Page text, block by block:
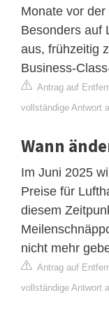
Monate vor
Besonders auf
aus, frühzeitig
Business-
Antrag auf
vollständige Antwort
Wann
Im Juni 2025
Preise für
diesem
nicht mehr
Antrag auf
vollständige Antwort